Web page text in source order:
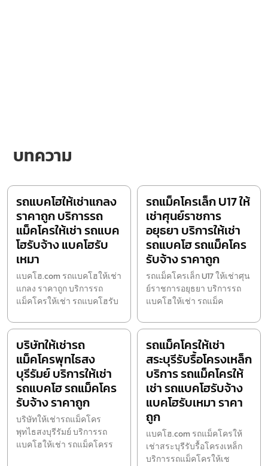
บทความ
รถแบคโฮให้เช่าแกลง
ราคาถูก บริการรถ
แม็คโครให้เช่า รถแบค
โฮรับจ้าง แบคโฮรับ
เหมา
แบคโฮ.com รถแบคโฮให้เช่า
แกลง ราคาถูก บริการรถ
แม็คโครให้เช่า รถแบคโฮรับ
รถแม็คโครเล็ก U17 ให้
เช่าศุนย์ราชการ
อยุธยา บริการให้เช่า
รถแบคโฮ รถแม็คโคร
รับจ้าง ราคาถูก
รถแม็คโครเล็ก U17 ให้เช่าศุน
ย์ราชการอยุธยา บริการรถ
แบคโฮให้เช่า รถแม็ค
บริษัทให้เช่ารถ
แม็คโครพุทไธสง
บุรีรัมย์ บริการให้เช่า
รถแบคโฮ รถแม็คโคร
รับจ้าง ราคาถูก
บริษัทให้เช่ารถแม็คโคร
พุทไธสงบุรีรัมย์ บริการรถ
แบคโฮให้เช่า รถแม็คโครร
รถแม็คโครให้เช่า
สระบุรีรับรื้อโครงเหล็ก
บริการ รถแม็คโครให้
เช่า รถแบคโฮรับจ้าง
แบคโฮรับเหมา ราคา
ถูก
แบคโฮ.com รถแม็คโครให้
เช่าสระบุรีรับรื้อโครงเหล็ก
บริการรถแม็คโครให้เช